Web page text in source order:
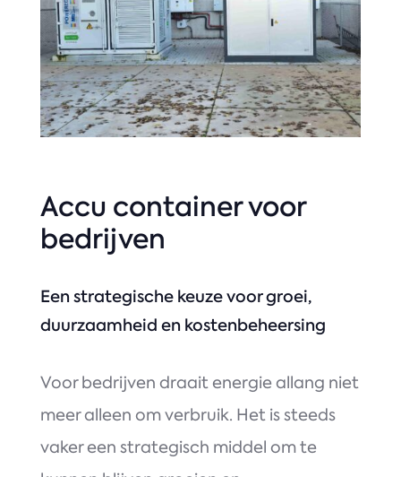
Accu container voor
bedrijven
Een strategische keuze voor groei,
duurzaamheid en kostenbeheersing
Voor bedrijven draait energie allang niet
meer alleen om verbruik. Het is steeds
vaker een strategisch middel om te